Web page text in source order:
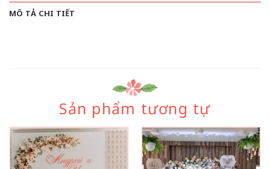
MÔ TẢ CHI TIẾT
Sản phẩm tương tự